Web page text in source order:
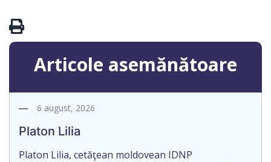
Articole asemănătoare
6 august, 2026
Platon Lilia
Platon Lilia, cetăţean moldovean IDNP